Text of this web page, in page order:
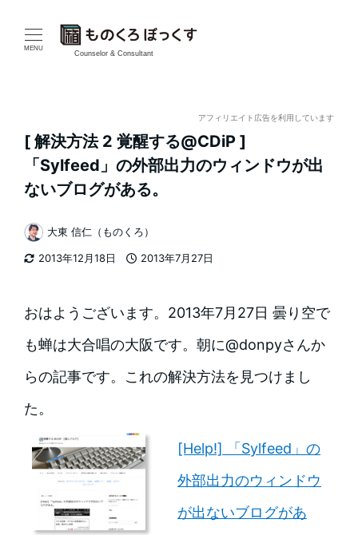
MENU
Counselor & Consultant
アフィリエイト広告を利用しています
[ 解決方法 2 覚醒する@CDiP ]
「Sylfeed」の外部出力のウィンドウが出
ないブログがある。
2013年12月18日
2013年7月27日
著
者
大東 信仁（ものくろ）
おはようございます。2013年7月27日 曇り空で
も蝉は大合唱の大阪です。朝に@donpyさんか
らの記事です。これの解決方法を見つけまし
た。
[Help!] 「Sylfeed」の
外部出力のウィンドウ
が出ないブログがあ